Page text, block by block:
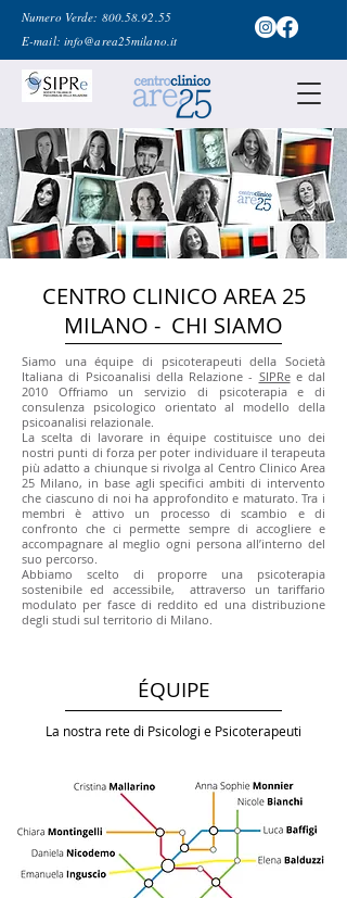
Numero Verde: 800.58.92.55
E-mail: info@area25milano.it
CENTRO CLINICO AREA 25
MILANO - CHI SIAMO
Siamo una équipe di psicoterapeuti della Società
Italiana di Psicoanalisi della Relazione - SIPRee dal
2010 Offriamo un servizio di psicoterapia e di
consulenza psicologico orientato al modello della
psicoanalisi relazionale.
La scelta di lavorare in équipe costituisce uno dei
nostri punti di forza per poter individuare il terapeuta
più adatto a chiunque si rivolga al Centro Clinico Area
25 Milano, in base agli specifici ambiti di intervento
che ciascuno di noi ha approfondito e maturato. Tra i
membri è attivo un processo di scambio e di
confronto che ci permette sempre di accogliere e
accompagnare al meglio ogni persona all’interno del
suo percorso.
Abbiamo scelto di proporre una psicoterapia
sostenibile ed accessibile, attraverso un tariffario
modulato per fasce di reddito ed una distribuzione
degli studi sul territorio di Milano.
ÉQUIPE
La nostra rete di Psicologi e Psicoterapeuti